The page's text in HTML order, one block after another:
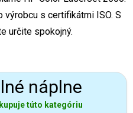
výrobcu s certifikátmi ISO. S
určite spokojný.
náplne
túto kategóriu